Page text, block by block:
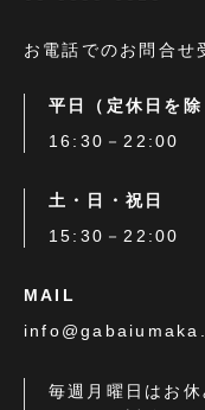
お電話でのお問合せ
平日（定休日を除
16:30－22:00
土・日・祝日
15:30－22:00
MAIL
毎週月曜日はお